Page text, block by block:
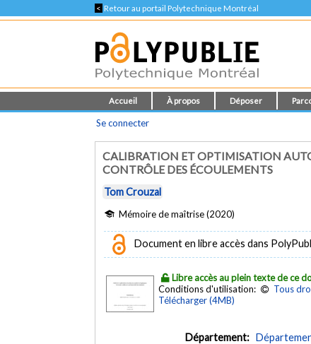
< Retour au portail Polytechnique Montréal
Accueil À propos Déposer
Se connecter
CALIBRATION ET OPTIMISATION
CONTRÔLE DES ÉCOULEMENTS
Tom Crouzal
Mémoire de maîtrise (2020)
Document en libre accès dans
Libre accès au plein texte de ce
Conditions d'utilisation:
Tous
Télécharger (4MB)
Département: